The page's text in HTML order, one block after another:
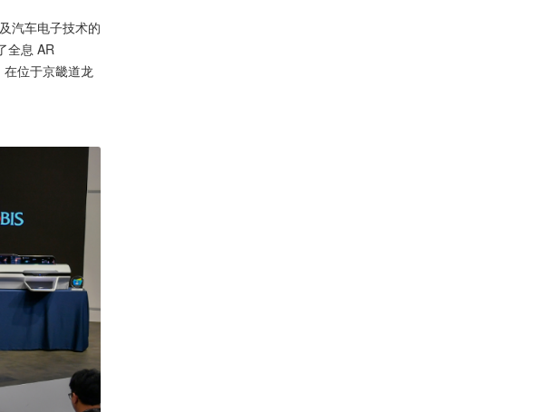
汽车电子技术的
全息 AR
在位于京畿道龙